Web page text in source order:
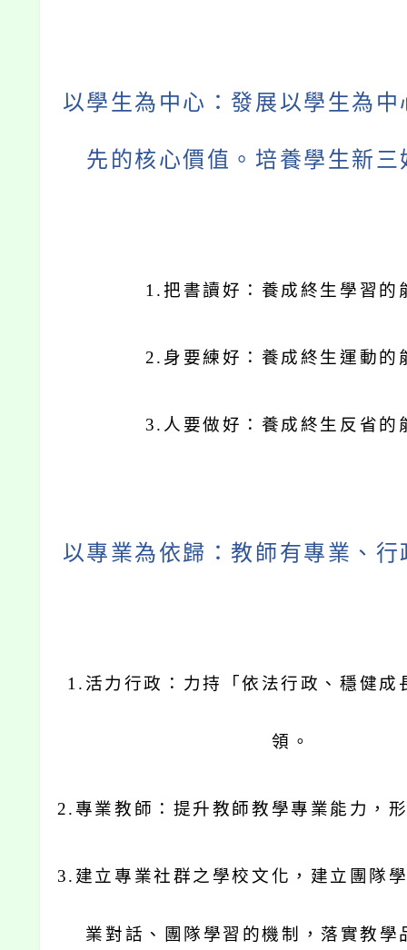
以學生為中心：發展以學生為
先的核心價值。培養學生新三
1.把書讀好：養成終生學習的
2. 身要練好：養成終生運動的
3. 人要做好：養成終生反省的
以專業為依歸：教師有專業、
1. 活力行政：力持「依法行政、穩健成
領。
2.專業教師：提升教師教學專業能力，
3. 建立專業社群之學校文化，建立團隊
業對話、團隊學習的機制，落實教學